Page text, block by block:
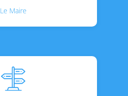
Le Maire